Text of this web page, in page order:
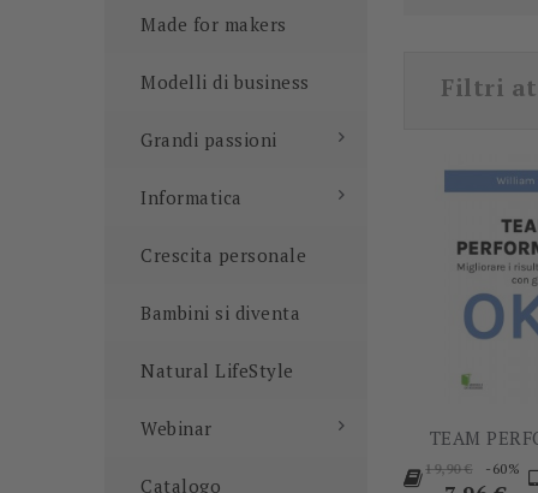
Made for makers
Modelli di business
Grandi passioni
Informatica
Crescita personale
Bambini si diventa
Natural LifeStyle
Webinar
Catalogo
Filtri
TEAM
Prezzo
19,90 € -60%